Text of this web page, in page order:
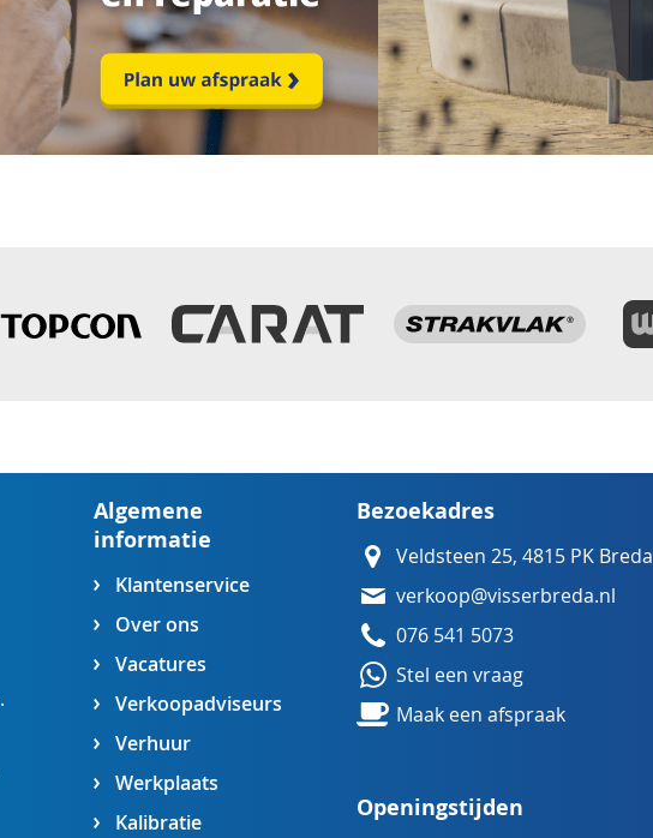
.
Algemene
informatie
Klantenservice
Over ons
Vacatures
Verkoopadviseurs
Verhuur
Werkplaats
Kalibratie
Bezoekadres
Veldsteen 25, 4815 PK Breda
verkoop@visserbreda.nl
076 541 5073
Stel een vraag
Maak een afspraak
Openingstijden